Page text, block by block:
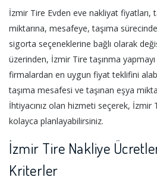
İzmir Tire Evden eve nakliyat fiyatları,
miktarına, mesafeye, taşıma
sigorta seçeneklerine bağlı olarak
üzerinden, İzmir Tire taşınma
firmalardan en uygun fiyat teklifini
taşıma mesafesi ve taşınan eşya
İhtiyacınız olan hizmeti seçerek, İzmir
kolayca planlayabilirsiniz.
İzmir Tire Nakliye
Kriterler